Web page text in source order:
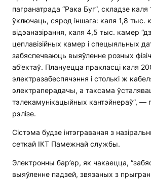
пагранатрада “Рака Буг”, складзе
ўключаць, сярод іншага: каля 1,8 тыс.
відэаназірання, каля 4,5 тыс. камер
цеплавізійных камер і спецыяльных
забяспечваюць выяўленне розных
аб’ектаў. Плануецца пракласці каля
электразабеспячэння і столькі ж
электраперадачы, а таксама
тэлекамунікацыйных кантэйнераў”, —
рэлізе.
Сістэма будзе інтэграваная з
сеткай ІКТ Памежнай службы.
Электронны бар’ер, як чакаецца,
выяўленне падзей, звязаных з